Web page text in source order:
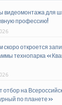
видеомонтажа для
профессию!
скоро откроется
технопарка
отбор на
по планете»